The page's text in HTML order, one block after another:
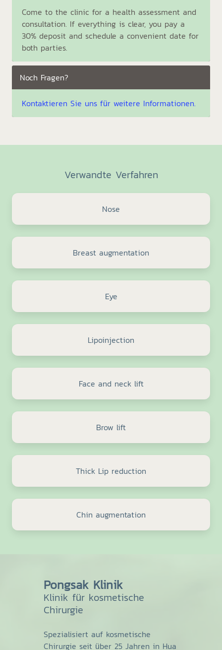
Come to the clinic for a health assessment and
consultation. If everything is clear, you pay a
30% deposit and schedule a convenient date for
both parties.
Noch Fragen?
Kontaktieren Sie uns für weitere Informationen.
Verwandte Verfahren
Nose
Breast augmentation
Eye
Lipoinjection
Face and neck lift
Brow lift
Thick Lip reduction
Chin augmentation
Pongsak Klinik
Klinik für kosmetische
Chirurgie
Spezialisiert auf kosmetische
Chirurgie seit über 25 Jahren in Hua